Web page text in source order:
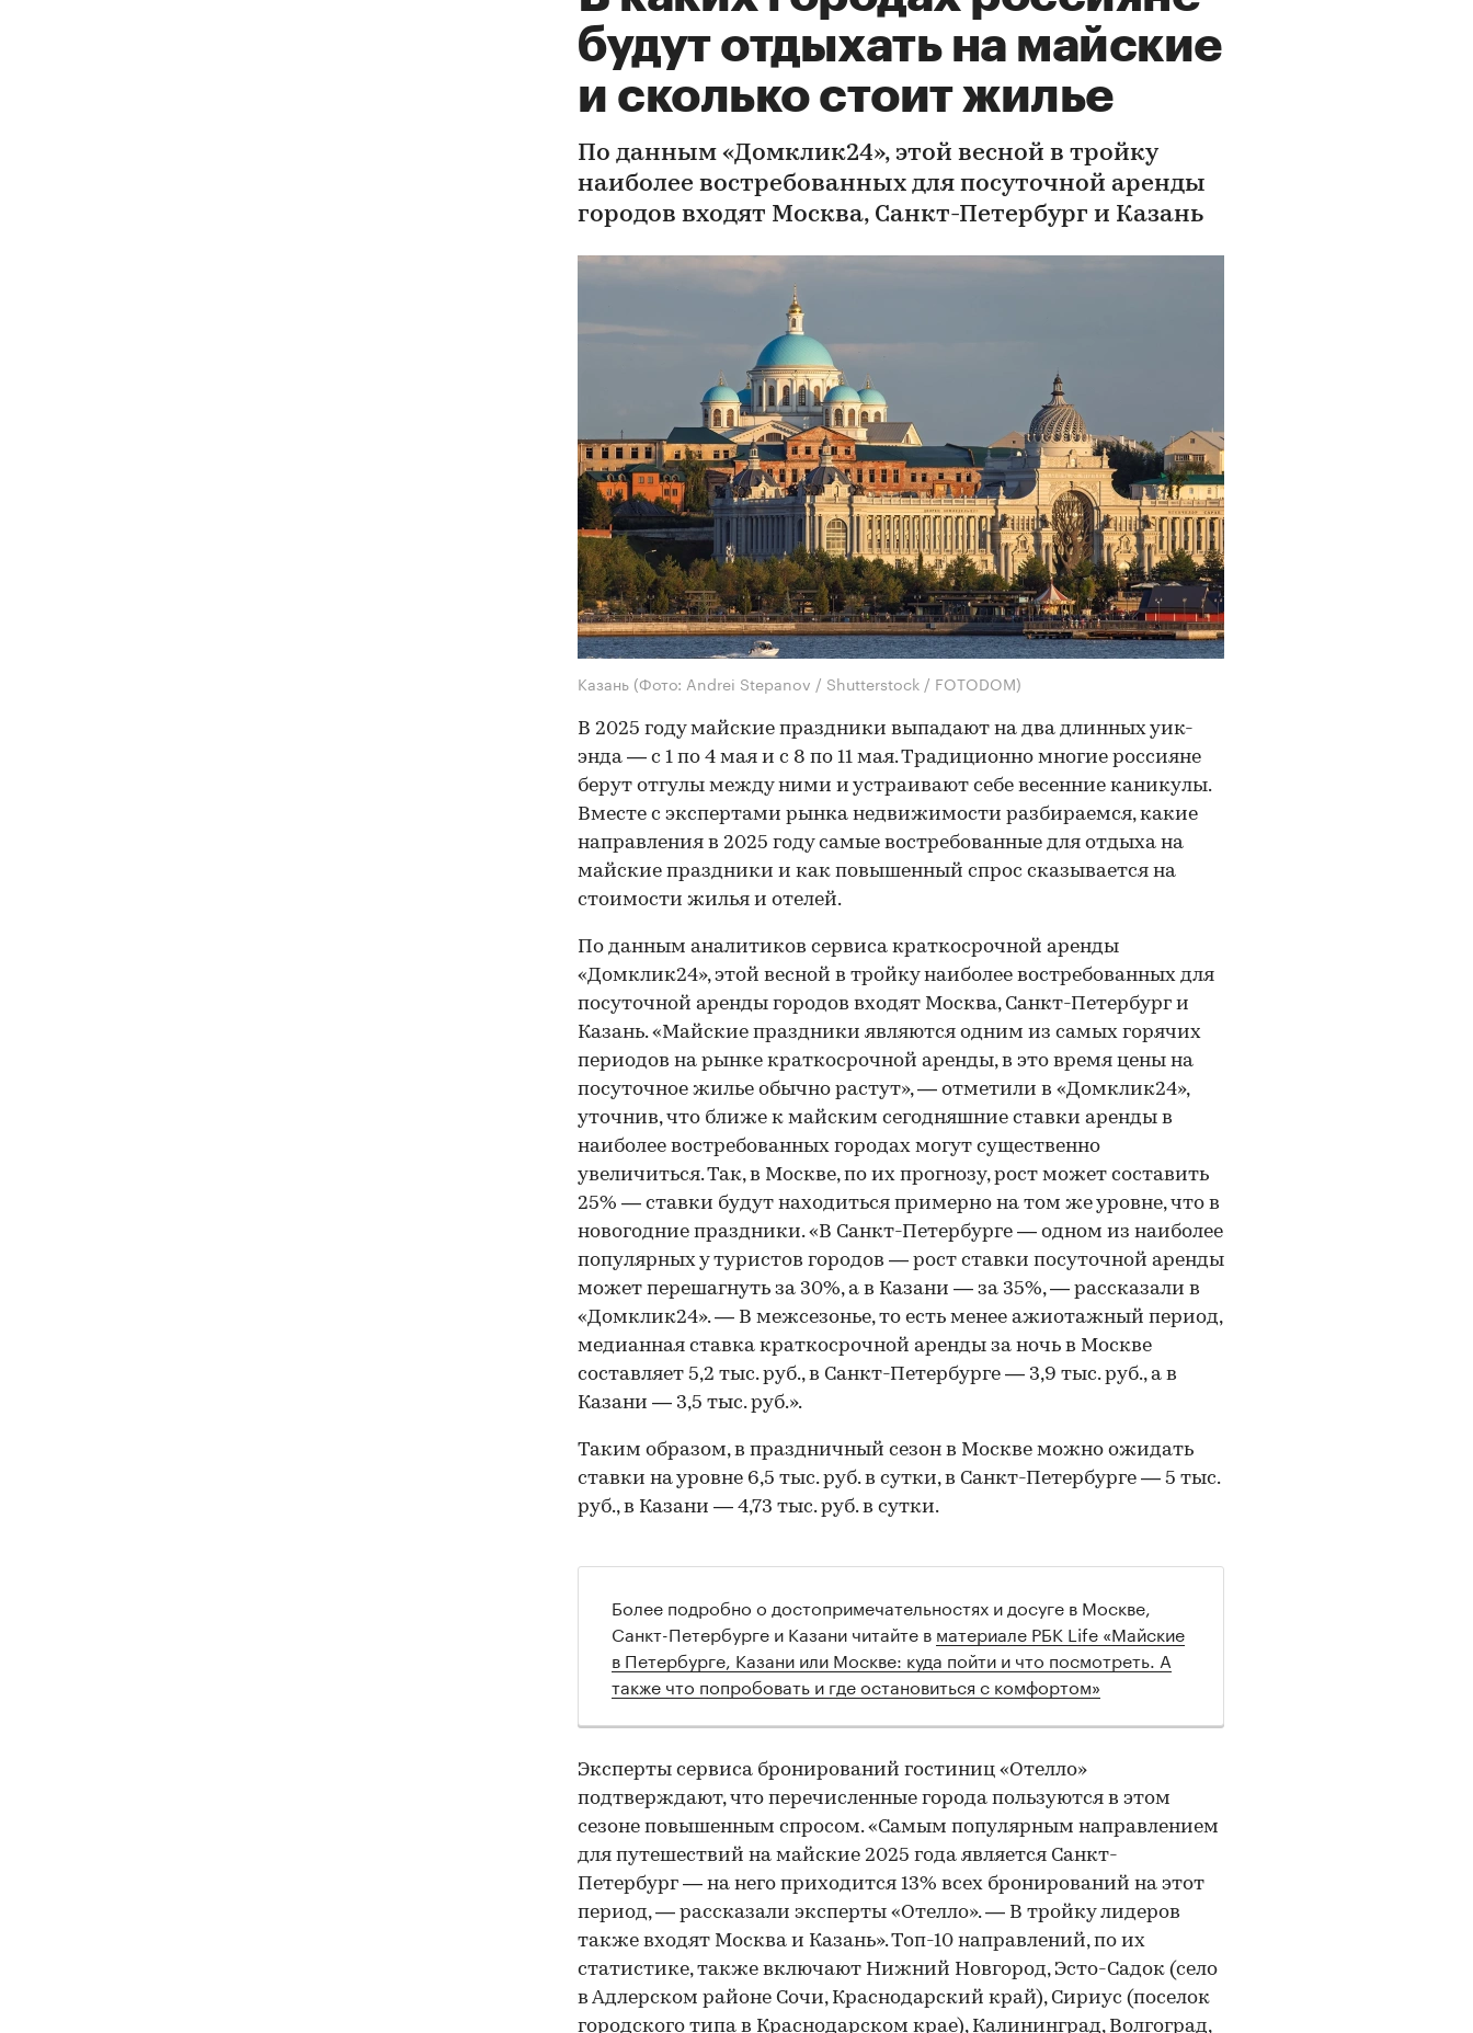
будут отдыхать на майские
и сколько стоит жилье
По данным «Домклик24», этой весной в тройку
наиболее востребованных для посуточной аренды
городов входят Москва, Санкт-Петербург и Казань
Казань (Фото: Andrei Stepanov / Shutterstock / FOTODOM)
В 2025 году майские праздники выпадают на два длинных уик-
энда — с 1 по 4 мая и с 8 по 11 мая. Традиционно многие россияне
берут отгулы между ними и устраивают себе весенние каникулы.
Вместе с экспертами рынка недвижимости разбираемся, какие
направления в 2025 году самые востребованные для отдыха на
майские праздники и как повышенный спрос сказывается на
стоимости жилья и отелей.
По данным аналитиков сервиса краткосрочной аренды
«Домклик24», этой весной в тройку наиболее востребованных для
посуточной аренды городов входят Москва, Санкт-Петербург и
Казань. «Майские праздники являются одним из самых горячих
периодов на рынке краткосрочной аренды, в это время цены на
посуточное жилье обычно растут», — отметили в «Домклик24»,
уточнив, что ближе к майским сегодняшние ставки аренды в
наиболее востребованных городах могут существенно
увеличиться. Так, в Москве, по их прогнозу, рост может составить
25% — ставки будут находиться примерно на том же уровне, что в
новогодние праздники. «В Санкт-Петербурге — одном из наиболее
популярных у туристов городов — рост ставки посуточной аренды
может перешагнуть за 30%, а в Казани — за 35%, — рассказали в
«Домклик24». — В межсезонье, то есть менее ажиотажный период,
медианная ставка краткосрочной аренды за ночь в Москве
составляет 5,2 тыс. руб., в Санкт-Петербурге — 3,9 тыс. руб., а в
Казани — 3,5 тыс. руб.».
Таким образом, в праздничный сезон в Москве можно ожидать
ставки на уровне 6,5 тыс. руб. в сутки, в Санкт-Петербурге — 5 тыс.
руб., в Казани — 4,73 тыс. руб. в сутки.
Более подробно о достопримечательностях и досуге в Москве,
Санкт-Петербурге и Казани читайте в материале РБК Life «Майские
в Петербурге, Казани или Москве: куда пойти и что посмотреть. А
также что попробовать и где остановиться с комфортом»
Эксперты сервиса бронирований гостиниц «Отелло»
подтверждают, что перечисленные города пользуются в этом
сезоне повышенным спросом. «Самым популярным направлением
для путешествий на майские 2025 года является Санкт-
Петербург — на него приходится 13% всех бронирований на этот
период, — рассказали эксперты «Отелло». — В тройку лидеров
также входят Москва и Казань». Топ-10 направлений, по их
статистике, также включают Нижний Новгород, Эсто-Садок (село
в Адлерском районе Сочи, Краснодарский край), Сириус (поселок
городского типа в Краснодарском крае), Калининград, Волгоград,